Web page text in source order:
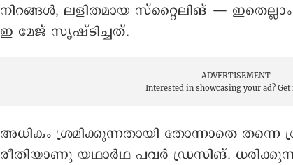
നിറങ്ങൾ, ലളിതമായ സ്റ്റൈലിങ് —
ഇ മേജ് സൃഷ്ടിച്ചത്.
ADVERTISEMENT
Interested in showcasing your ad? Get
അധികം ശ്രമിക്കുന്നതായി തോന്നാതെ തന്നെ
രീതിയാണു യഥാർഥ പവർ ഡ്രസിങ്.